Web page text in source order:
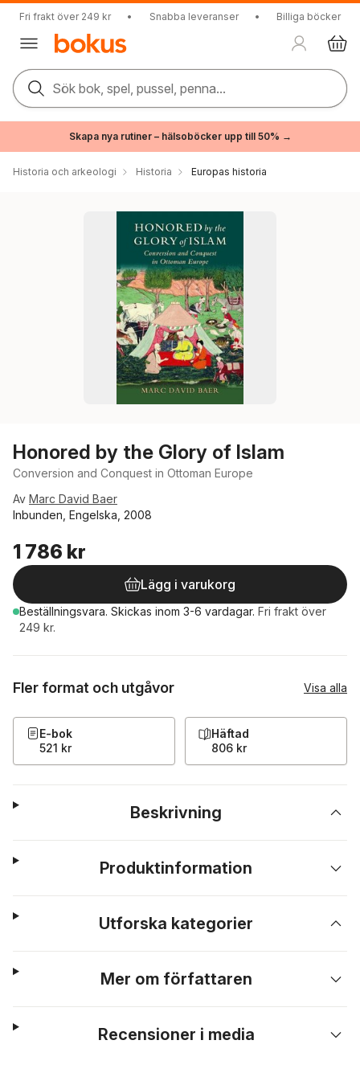
Fri frakt över 249 kr • Snabba leveranser • Billiga böcker
Sök bok, spel, pussel, penna...
Skapa nya rutiner – hälsoböcker upp till 50% →
Historia och arkeologi Historia Europas historia
Honored by the Glory of Islam
Conversion and Conquest in Ottoman Europe
Av Marc David Baer
Inbunden, Engelska, 2008
1 786 kr
Lägg i varukorg
Beställningsvara. Skickas inom 3-6 vardagar. Fri frakt över
249 kr.
Fler format och utgåvor Visa alla
E-bok
521 kr
Häftad
806 kr
Beskrivning
Produktinformation
Utforska kategorier
Mer om författaren
Recensioner i media